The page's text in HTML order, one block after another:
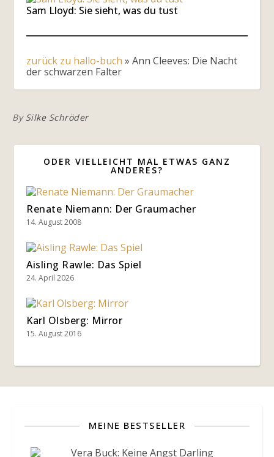
Sam Lloyd: Sie sieht, was du tust
zurück zu hallo-buch » Ann Cleeves: Die Nacht
der schwarzen Falter
By Silke Schröder
ODER VIELLEICHT MAL ETWAS GANZ
ANDERES?
Renate Niemann: Der Graumacher
14. August 2008
Aisling Rawle: Das Spiel
24. April 2026
Karl Olsberg: Mirror
15. August 2016
MEINE BESTSELLER
Datenschutzerklärung